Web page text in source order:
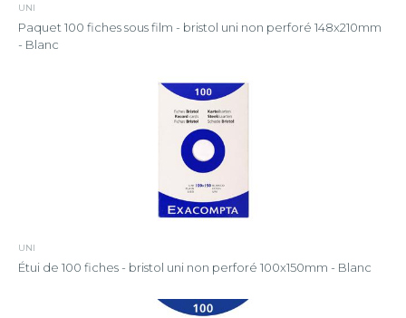
UNI
Paquet 100 fiches sous film - bristol uni non perforé 148x210mm
- Blanc
UNI
Étui de 100 fiches - bristol uni non perforé 100x150mm - Blanc